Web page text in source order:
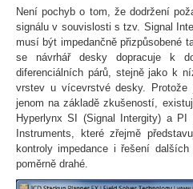
Není pochyb o tom, že dodržení
signálu v souvislosti s tzv. Signal
musí být impedančně přizpůsobené
se návrhář desky dopracuje k
diferenciálních párů, stejně jako k
vrstev u vícevrstvé desky. Protože
jenom na základě zkušeností,
Hyperlynx SI (Signal Intergity) a PI
Instruments, které zřejmě
kontroly impedance i řešení
poměrně drahé.